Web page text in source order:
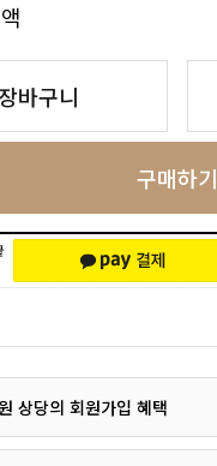
장바구니
구매하기
상당의 회원가입 혜택